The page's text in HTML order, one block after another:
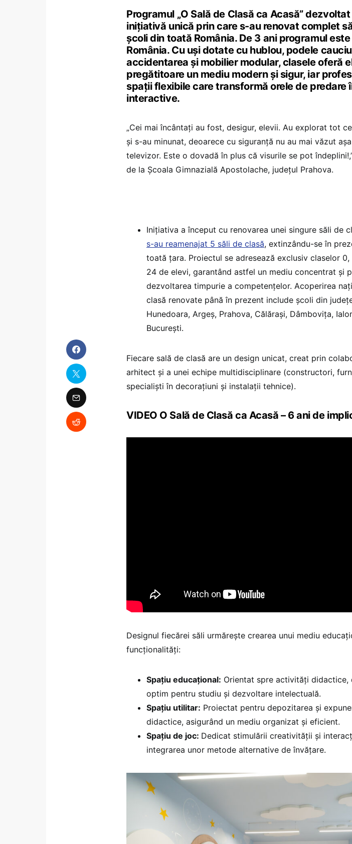
Programul „O Sală de Clasă ca Acasă”
inițiativă unică prin care s-au renovat complet
școli din toată România. De 3 ani programul
România. Cu uși dotate cu hublou, podele
accidentarea și mobilier modular, clasele oferă
pregătitoare un mediu modern și sigur, iar
spații flexibile care transformă orele de predare
interactive.
„Cei mai încântați au fost, desigur, elevii. Au explorat tot
și s-au minunat, deoarece cu siguranță nu au mai văzut
televizor. Este o dovadă în plus că visurile se pot
de la Școala Gimnazială Apostolache, județul Prahova.
Inițiativa a început cu renovarea unei singure săli de
s-au reamenajat 5 săli de clasă, extinzându-se în
toată țara. Proiectul se adresează exclusiv claselor
24 de elevi, garantând astfel un mediu concentrat și
dezvoltarea timpurie a competențelor. Acoperirea
clasă renovate până în prezent include școli din
Hunedoara, Argeș, Prahova, Călărași, Dâmbovița,
București.
Fiecare sală de clasă are un design unicat, creat prin
arhitect și a unei echipe multidisciplinare (constructori,
specialiști în decorațiuni și instalații tehnice).
VIDEO O Sală de Clasă ca Acasă – 6 ani de
Designul fiecărei săli urmărește crearea unui mediu
funcționalități:
Spațiu educațional: Orientat spre activități didactice,
optim pentru studiu și dezvoltare intelectuală.
Spațiu utilitar: Proiectat pentru depozitarea și
didactice, asigurând un mediu organizat și eficient.
Spațiu de joc: Dedicat stimulării creativității și
integrarea unor metode alternative de învățare.